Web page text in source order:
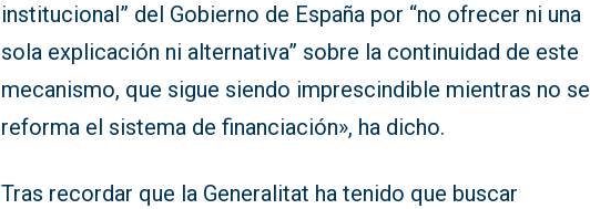
institucional” del Gobierno de España por “no ofrecer ni una
sola explicación ni alternativa” sobre la continuidad de este
mecanismo, que sigue siendo imprescindible mientras no se
reforma el sistema de financiación», ha dicho.
Tras recordar que la Generalitat ha tenido que buscar